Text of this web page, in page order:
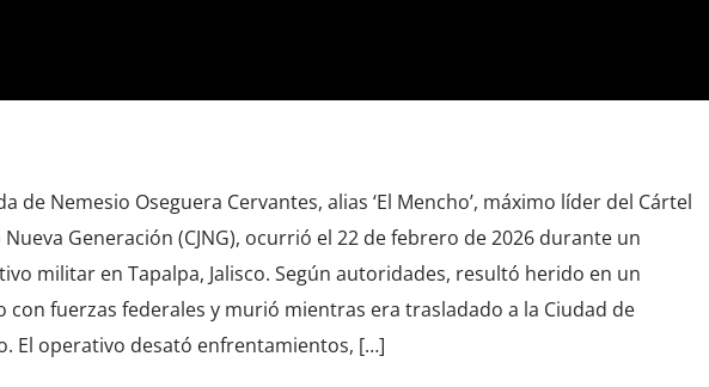
de Nemesio Oseguera Cervantes, alias ‘El Mencho’, máximo líder del Cártel
Nueva Generación (CJNG), ocurrió el 22 de febrero de 2026 durante un
militar en Tapalpa, Jalisco. Según autoridades, resultó herido en un
con fuerzas federales y murió mientras era trasladado a la Ciudad de
El operativo desató enfrentamientos, […]